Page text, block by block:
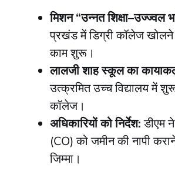
मिशन “उन्नत शिक्षा–उज्ज्वल
प्रखंड में डिग्री कॉलेज खोलने
काम शुरू।
लालजी शाह स्कूल का
उत्क्रमित उच्च विद्यालय में
कॉलेज।
अधिकारियों को निर्देश:डीएम
(CO) को जमीन की नापी
जिम्मा।